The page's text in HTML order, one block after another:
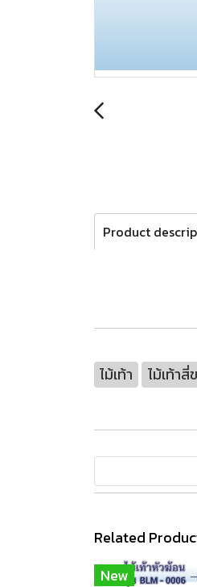
Product
ไม้เท้า ไม้เท้าสี่
Related
New